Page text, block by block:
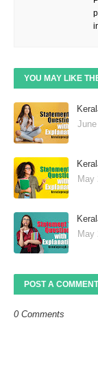
YOU MAY LIKE
May
May
POST A COMMENT
0 Comments